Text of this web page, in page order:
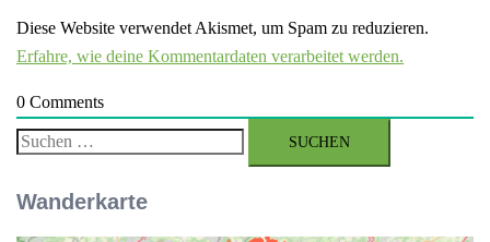
Diese Website verwendet Akismet, um Spam zu reduzieren.
Erfahre, wie deine Kommentardaten verarbeitet werden.
0 Comments
Suchen
Wanderkarte